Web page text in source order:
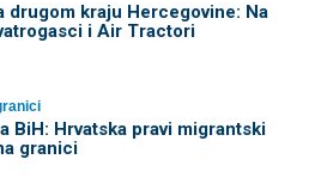
drugom kraju Hercegovine: Na
i Air Tractori
BiH: Hrvatska pravi migrantski
granici